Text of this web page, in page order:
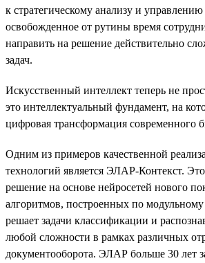
к стратегическому анализу и
освобожденное от рутины время
направить на решение действительно
задач.
Искусственный интеллект теперь не
это интеллектуальный фундамент, на
цифровая трансформация современного
Одним из примеров качественной
технологий является ЭЛАР-Контекст.
решение на основе нейросетей нового
алгоритмов, построенных по
решает задачи классификации и
любой сложности в рамках различных
документооборота. ЭЛАР больше 30 лет